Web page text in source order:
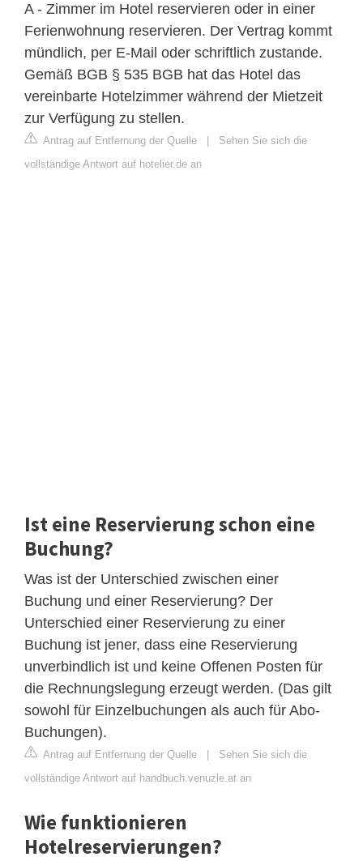
A - Zimmer im Hotel reservieren oder in einer
Ferienwohnung reservieren. Der Vertrag kommt
mündlich, per E-Mail oder schriftlich zustande.
Gemäß BGB § 535 BGB hat das Hotel das
vereinbarte Hotelzimmer während der Mietzeit
zur Verfügung zu stellen.
Antrag auf Entfernung der Quelle
Sehen Sie sich die
vollständige Antwort auf hotelier.de an
Ist eine Reservierung schon eine
Buchung?
Was ist der Unterschied zwischen einer
Buchung und einer Reservierung? Der
Unterschied einer Reservierung zu einer
Buchung ist jener, dass eine Reservierung
unverbindlich ist und keine Offenen Posten für
die Rechnungslegung erzeugt werden. (Das gilt
sowohl für Einzelbuchungen als auch für Abo-
Buchungen).
Antrag auf Entfernung der Quelle
Sehen Sie sich die
vollständige Antwort auf handbuch.venuzle.at an
Wie funktionieren
Hotelreservierungen?